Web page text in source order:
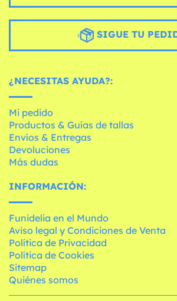
SIGUE TU
¿NECESITAS AYUDA?:
Mi pedido
Productos & Guías de tallas
Envíos & Entregas
Devoluciones
Más dudas
INFORMACIÓN:
Funidelia en el Mundo
Aviso legal y Condiciones de Venta
Política de Privacidad
Política de Cookies
Sitemap
Quiénes somos